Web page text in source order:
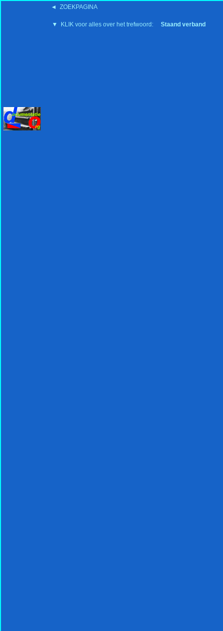
◄ ZOEKPAGINA
▼ KLIK voor alles over het trefwoord: Staand verband
'15:19 19-2-2008